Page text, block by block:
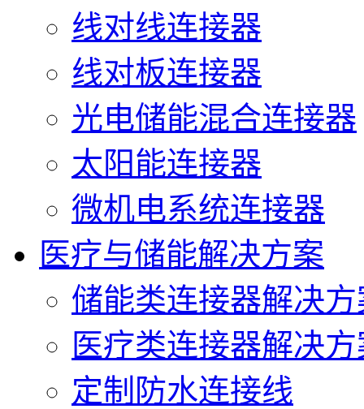
线对线连接器
线对板连接器
光电储能混合连接器
太阳能连接器
微机电系统连接器
医疗与储能解决方案
储能类连接器解决方
医疗类连接器解决
定制防水连接线